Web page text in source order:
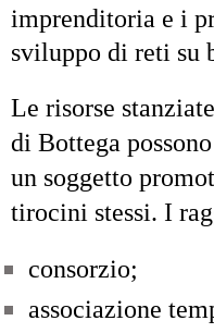
imprenditoria e i
sviluppo di reti su
Le risorse
di Bottega
un soggetto
tirocini stessi. I
consorzio;
associazione